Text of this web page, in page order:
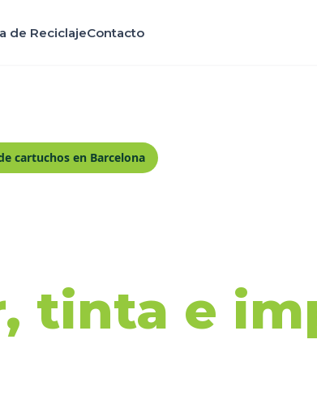
de ReciclajeContacto
cartuchos en Barcelona
tinta e